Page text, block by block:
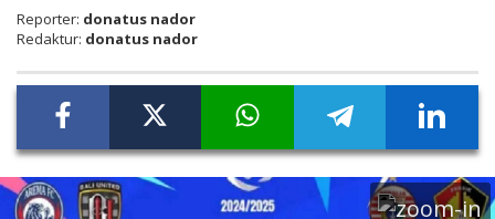
Reporter: donatus nador
Redaktur: donatus nador